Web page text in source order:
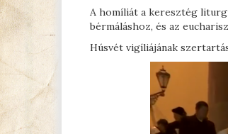
A homíliát a keresztég
bérmáláshoz, és az
Húsvét vigíliájának